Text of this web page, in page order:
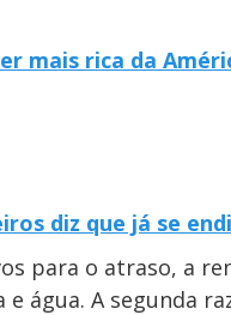
mais rica da
diz que já se
para o atraso, a
e água. A segunda